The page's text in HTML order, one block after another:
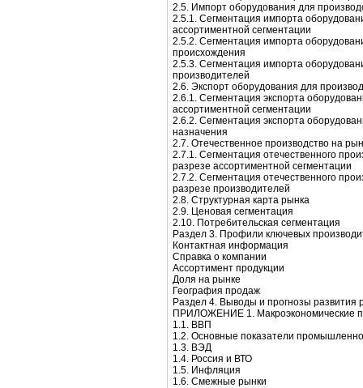
2.5. Импорт оборудования для
2.5.1. Сегментация импорта
ассортиментной сегментации
2.5.2. Сегментация импорта
происхождения
2.5.3. Сегментация импорта
производителей
2.6. Экспорт оборудования для
2.6.1. Сегментация экспорта
ассортиментной сегментации
2.6.2. Сегментация экспорта
назначения
2.7. Отечественное производство на
2.7.1. Сегментация отечественного
разрезе ассортиментной сегментации
2.7.2. Сегментация отечественного
разрезе производителей
2.8. Структурная карта рынка
2.9. Ценовая сегментация
2.10. Потребительская сегментация
Раздел 3. Профили ключевых
Контактная информация
Справка о компании
Ассортимент продукции
Доля на рынке
География продаж
Раздел 4. Выводы и прогнозы развития
ПРИЛОЖЕНИЕ 1. Макроэкономические
1.1. ВВП
1.2. Основные показатели
1.3. ВЭД
1.4. Россия и ВТО
1.5. Инфляция
1.6. Смежные рынки